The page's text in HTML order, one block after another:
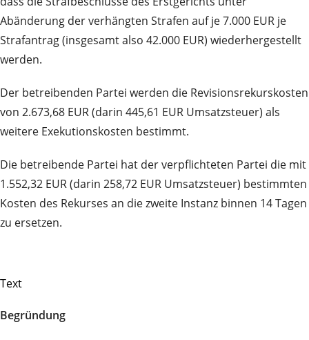
Abänderung der verhängten Strafen auf je 7.000 EUR je
Strafantrag (insgesamt also 42.000 EUR) wiederhergestellt
werden.
Der betreibenden Partei werden die Revisionsrekurskosten
von 2.673,68 EUR (darin 445,61 EUR Umsatzsteuer) als
weitere Exekutionskosten bestimmt.
Die betreibende Partei hat der verpflichteten Partei die mit
1.552,32 EUR (darin 258,72 EUR Umsatzsteuer) bestimmten
Kosten des Rekurses an die zweite Instanz binnen 14 Tagen
zu ersetzen.
Text
Begründung